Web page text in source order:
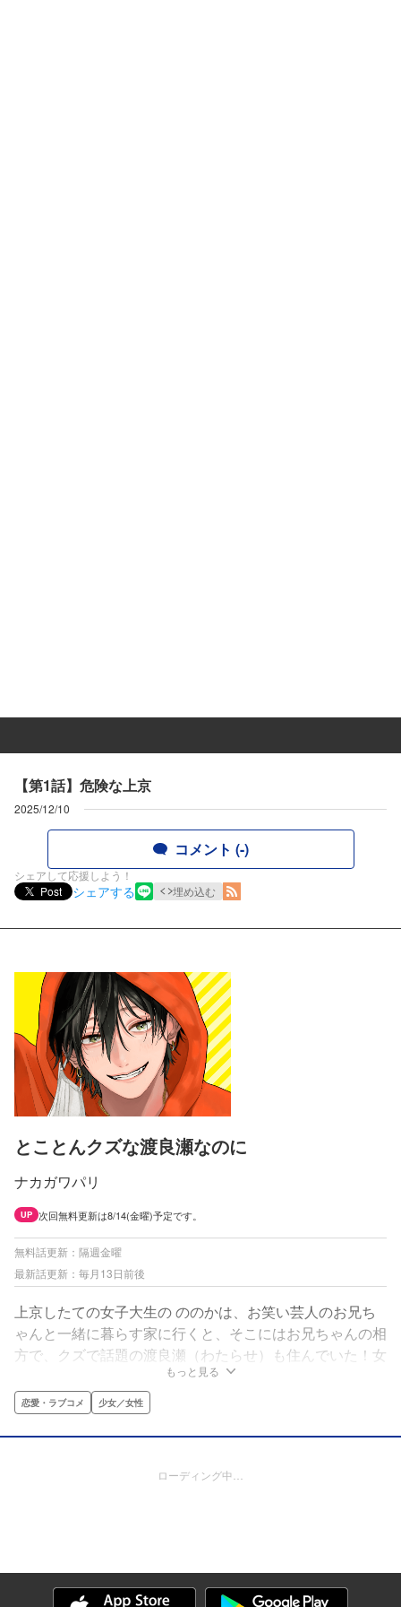
【第1話】危険な上京
2025/12/10
コメント (-)
シェアして応援しよう！
Post
シェアする 埋め込む
とことんクズな渡良瀬なのに
ナカガワパリ
UP 次回無料更新は8/14(金曜)予定です。
無料話更新：隔週金曜
最新話更新：毎月13日前後
上京したての女子大生の ののかは、お笑い芸人のお兄ち
ゃんと一緒に暮らす家に行くと、そこにはお兄ちゃんの相
方で、クズで話題の渡良瀬（わたらせ）も住んでいた！女
の子大好きだし、距離感も近い危険人物！のはずなのにー
ー！？お笑い芸人No.1モテ男と、“ガチ恋してはいけな
い”同居生活！
もっと見る
恋愛・ラブコメ 少女／女性
ローディング中…